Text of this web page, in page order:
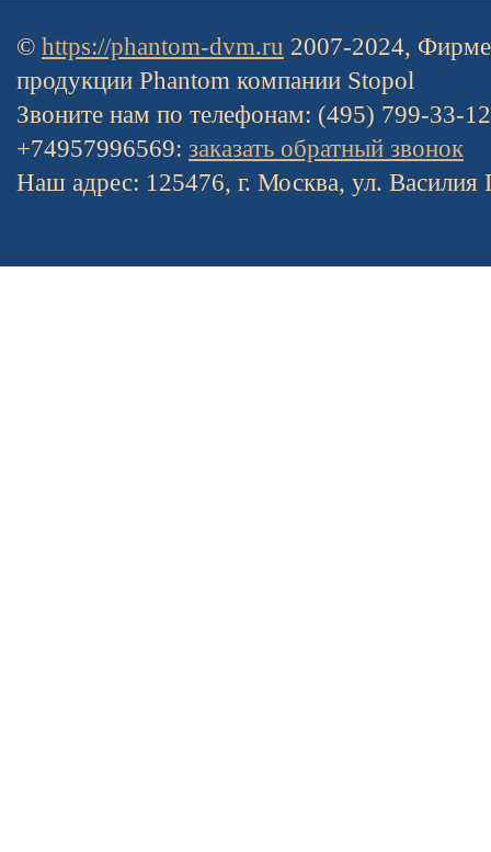
© https://phantom-dvm.ru 2007-2024,
продукции Phantom компании Stopol
Звоните нам по телефонам: (495) 799-33-
+74957996569: заказать обратный звонок
Наш адрес: 125476, г. Москва, ул. Василия